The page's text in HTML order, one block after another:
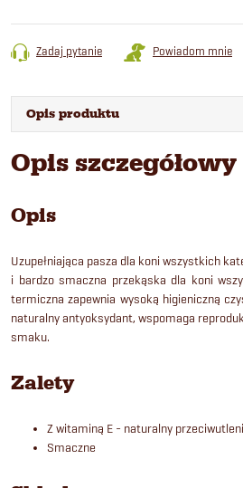
Zadaj pytanie Powiadom mnie
Opis produktu
Opis
Opis
Uzupełniająca pasza dla koni wszystkich
i bardzo smaczna przekąska dla koni
termiczna zapewnia wysoką higieniczną
naturalny antyoksydant, wspomaga
smaku.
Zalety
Z witaminą E - naturalny
Smaczne